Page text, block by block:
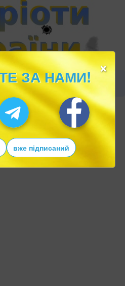
×
ЗА НАМИ!
вже підписаний